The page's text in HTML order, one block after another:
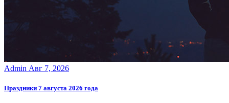
Admin Авг 7, 2026
Праздники 7 августа 2026 года